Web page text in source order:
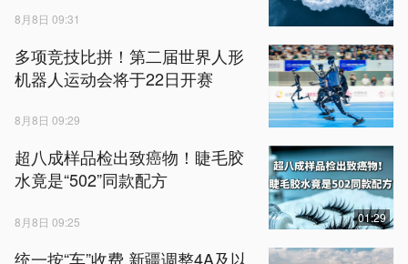
8月8日 09:31
多项竞技比拼！第二届世界人形
机器人运动会将于22日开赛
8月8日 09:29
超八成样品检出致癌物！睫毛胶
水竟是“502”同款配方
8月8日 09:25 01:29
统一按“车”收费 新疆调整4A及以